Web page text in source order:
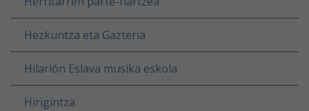
Hezkuntza eta Gazteria
Hilarión Eslava musika eskola
Hirigintza